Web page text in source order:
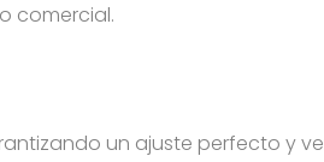
comercial.
un ajuste perfecto y